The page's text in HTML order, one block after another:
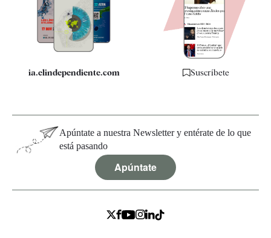
Quiénes somos
Especificaciones
ia.elindependiente.com Suscríbete
Apúntate a nuestra Newsletter y entérate de lo que
está pasando
Apúntate